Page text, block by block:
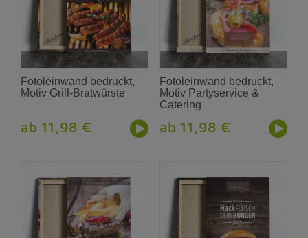
Fotoleinwand bedruckt,
Motiv Grill-Bratwürste
ab 11,98 €
Fotoleinwand bedruckt,
Motiv Partyservice &
Catering
ab 11,98 €